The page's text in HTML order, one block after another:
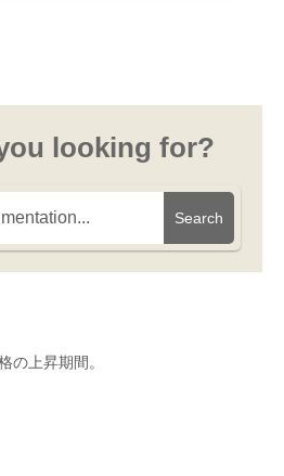
looking for?
Search
の上昇期間。